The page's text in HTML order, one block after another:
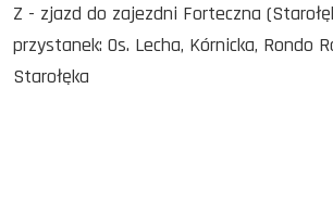
Z - zjazd do zajezdni Forteczna
przystanek: Os. Lecha, Kórnicka, Rondo
Starołęka